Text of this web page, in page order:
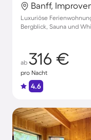
Banff,
Luxuriöse
Bergblick, Sauna und
ab 316 €
pro Nacht
4.6